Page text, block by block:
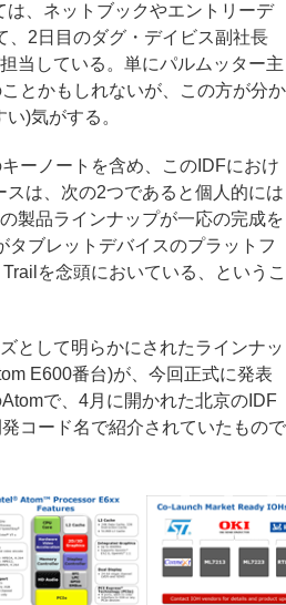
、ネットブックやエントリーデ
、2日目のダグ・デイビス副社長
当している。単にパルムッター主
とかもしれないが、この方が分か
)気がする。
ーノートを含め、このIDFにおけ
スは、次の2つであると個人的には
製品ラインナップが一応の完成を
タブレットデバイスのプラットフ
を念頭においている、というこ
として明らかにされたラインナッ
E600番台)が、今回正式に発表
で、4月に開かれた北京のIDF
コード名で紹介されていたもので